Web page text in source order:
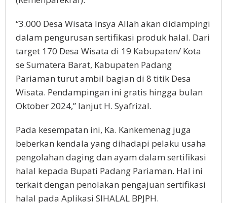
“3.000 Desa Wisata Insya Allah akan didampingi
dalam pengurusan sertifikasi produk halal. Dari
target 170 Desa Wisata di 19 Kabupaten/ Kota
se Sumatera Barat, Kabupaten Padang
Pariaman turut ambil bagian di 8 titik Desa
Wisata. Pendampingan ini gratis hingga bulan
Oktober 2024,” lanjut H. Syafrizal.
Pada kesempatan ini, Ka. Kankemenag juga
beberkan kendala yang dihadapi pelaku usaha
pengolahan daging dan ayam dalam sertifikasi
halal kepada Bupati Padang Pariaman. Hal ini
terkait dengan penolakan pengajuan sertifikasi
halal pada Aplikasi SIHALAL BPJPH.